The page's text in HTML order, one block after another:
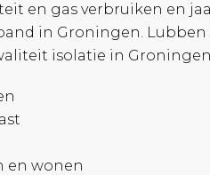
en gas verbruiken en
in Groningen. Lubben
isolatie in
en wonen